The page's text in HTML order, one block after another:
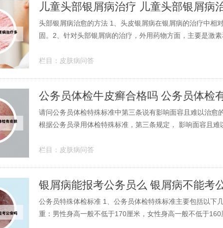
儿童头部银屑病治疗 儿童头部银屑病
头部银屑病治愈的方法 1、头皮银屑病在银屑病的治疗中相
固。2、针对头部银屑病的治疗，外用药物方面，主要是激
胶外涂。如果头部银屑病比较重，必要时需要口服药物，比
栏目： 皮肤病问答
公务员体检牛皮癣合格吗 公务员体检
请问公务员体检特殊标准中第三条说有影响面容且难以治愈
根据公务员录用体检特殊标准，第三条规定， 影响面容且难
能自行矫正的斜颈、步态异常等），不合格。我看了你上传
栏目： 皮肤病问答
银屑病能报考公务员么 银屑病不能考
公务员特殊体检标准 1、公务员体检特殊标准主要包括以下
重：男性身高一般不低于170厘米，女性身高一般不低于